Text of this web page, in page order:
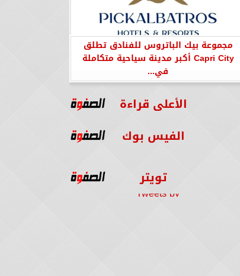
مجموعة بيك الباتروس للفنادق تطلق
Capri City أكبر مدينة سياحية متكاملة
في...
الأعلى قراءة
الفيس بوك
تويتر
Tweets by